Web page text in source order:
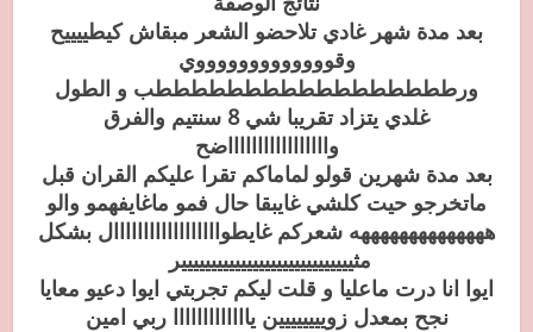
بعد مدة شهر غادي تلاحضو الشعر مبقاش كيطييييح
وقوووووووووووووي
ورطططططططططططططططططب و الطول
غلدي يتزاد تقريبا شي 8 سنتيم والفرق
واااااااااااااااااضح
بعد مدة شهرين قولو لماماكم تقرا عليكم القران قبل
ماتخرجو حيت كلشي غايبقا حال فمو ماغايفهمو والو
ههههههههههههههه شعركم غايطواااااااااااااااااال بشكل
مثييييييييييييييييييييييييييييير
ايوا انا درت ماعليا و قلت ليكم تجربتي ايوا دعيو معايا
نجح بمعدل زويييييييين يااااااااااااا ربي امين